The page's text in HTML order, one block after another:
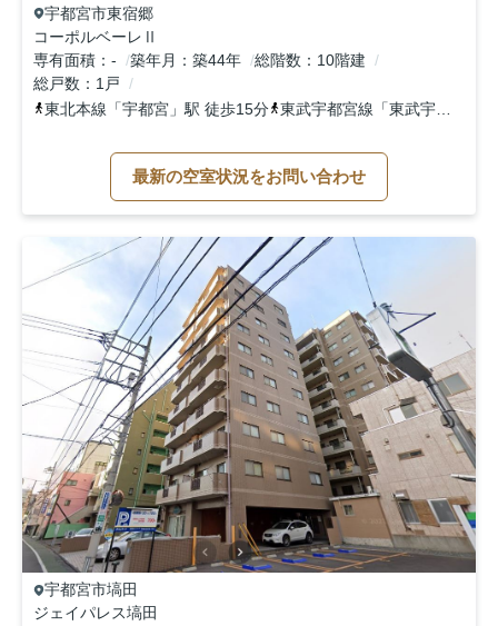
宇都宮市東宿郷
コーポルベーレⅡ
専有面積
- 築年月 築44年 総階数
10階建
総戸数
1戸
東北本線 「宇都宮 」駅 徒歩15分 東武宇都宮線 「東武宇都宮
最新の空室状況をお問い合わせ
宇都宮市塙田
ジェイパレス塙田